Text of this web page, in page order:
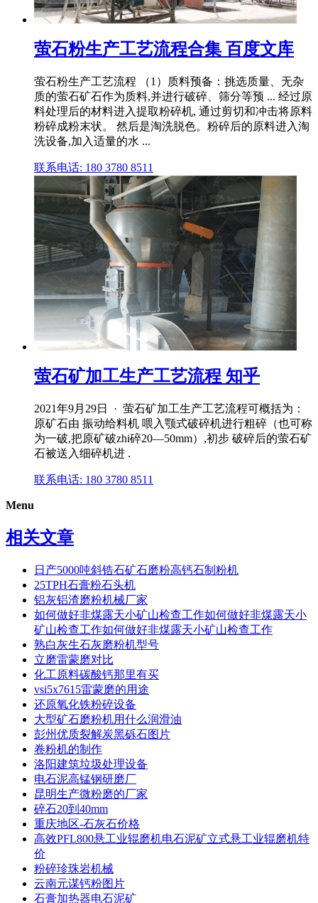
萤石粉生产工艺流程合集 百度文库
萤石粉生产工艺流程 （1）质料预备：挑选质量、无杂
质的萤石矿石作为质料,并进行破碎、筛分等预 ... 经过原
料处理后的材料进入提取粉碎机, 通过剪切和冲击将原料
粉碎成粉末状。 然后是淘洗脱色。粉碎后的原料进入淘
洗设备,加入适量的水 ...
联系电话: 180 3780 8511
萤石矿加工生产工艺流程 知乎
2021年9月29日 · 萤石矿加工生产工艺流程可概括为：
原矿石由 振动给料机 喂入颚式破碎机进行粗碎（也可称
为一破,把原矿破zhi碎20—50mm）,初步 破碎后的萤石矿
石被送入细碎机进 .
联系电话: 180 3780 8511
Menu
相关文章
日产5000吨斜锆石矿石磨粉高钙石制粉机
25TPH石膏粉石头机
铝灰铝渣磨粉机械厂家
如何做好非煤露天小矿山检查工作如何做好非煤露天小
矿山检查工作如何做好非煤露天小矿山检查工作
熟白灰生石灰磨粉机型号
立磨雷蒙磨对比
化工原料碳酸钙那里有买
vsi5x7615雷蒙磨的用途
还原氧化铁粉碎设备
大型矿石磨粉机用什么润滑油
彭州优质裂解炭黑砾石图片
卷粉机的制作
洛阳建筑垃圾处理设备
电石泥高锰钢研磨厂
昆明生产微粉磨的厂家
碎石20到40mm
重庆地区-石灰石价格
高效PFL800悬工业辊磨机电石泥矿立式悬工业辊磨机特
价
粉碎珍珠岩机械
云南元谋钙粉图片
石膏加热器电石泥矿